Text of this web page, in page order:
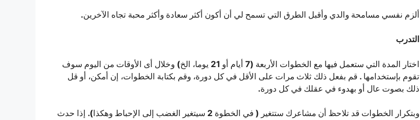
ألزم نفسي مسامحة والدي وأقبل الطرق التي تسمح لي أن أكون أكثر سعادة وأكثر محبة تجاه الآخرين.
التدرب
اختار المدة التي ستعمل فيها مع الخطوات الأربعة (7 أيام أو 21 يوما، الخ) وخلال أى الأوقات من اليوم سوف
تقوم بإستخدامها . قم بفعل ذلك ثلاث مرات على الأقل في كل دورة، وقم بكتابة الخطوات، إن أمكن، أو قل
ذلك بصوت عال أو بهدوء في عقلك في كل دورة.
وبتكرار الخطوات قد تلاحظ أن مشاعرك ستتغير ( في الخطوة 2 سيتغير الغضب إلى الإحباط وهكذا ). إذا حدث